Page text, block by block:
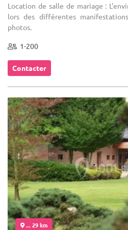
Location de salle de mariage :
lors des différentes
photos.
1-200
Contacter
... 29 km